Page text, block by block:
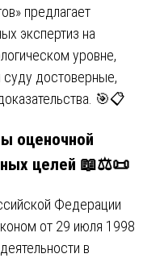
предлагает
экспертиз на
уровне,
суду достоверные,
🎯📋
оценочной
целей 📖⚖️📜
Федерации
от 29 июля 1998
в